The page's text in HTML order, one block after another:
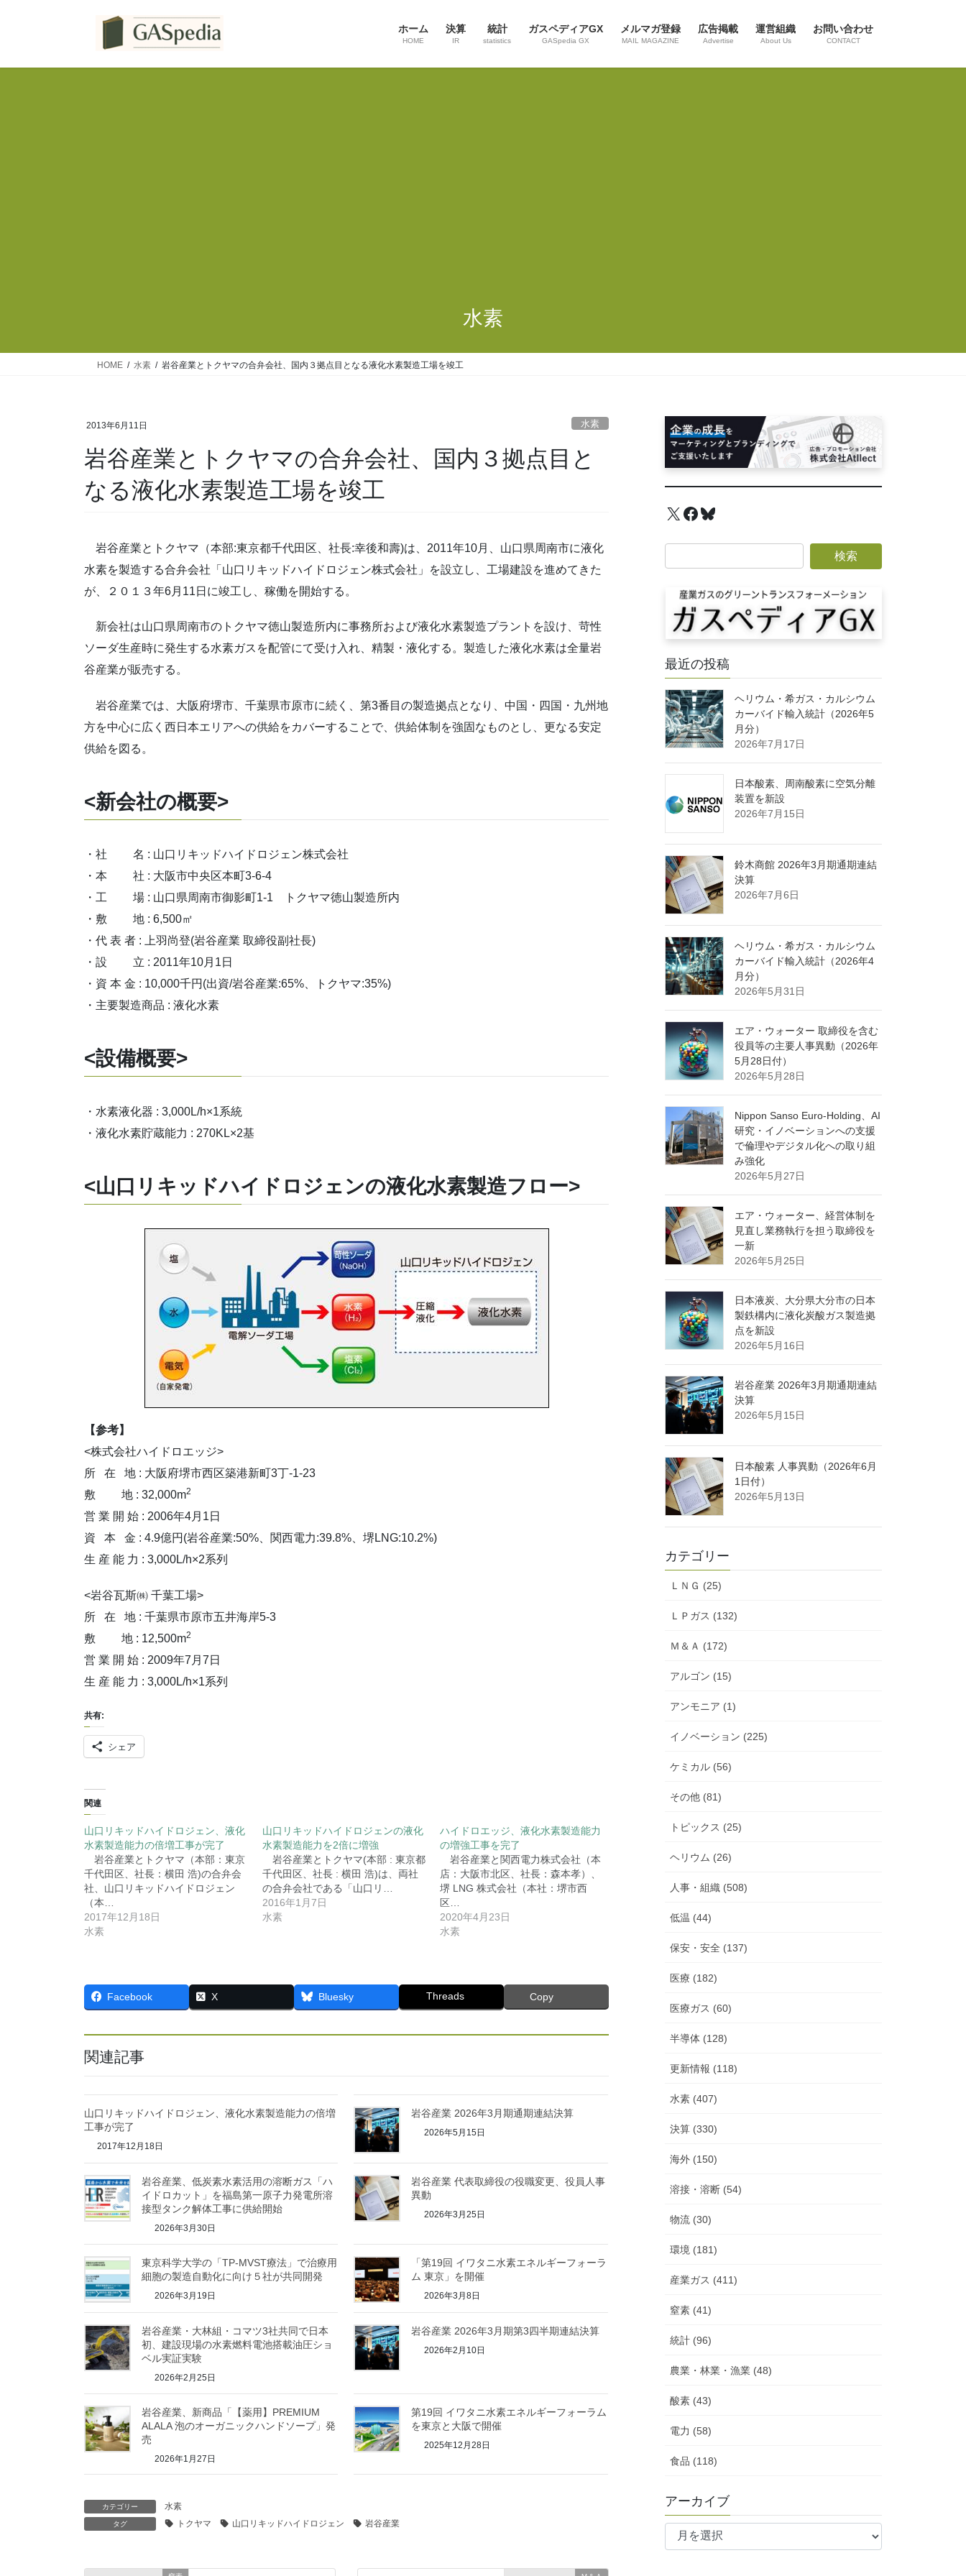
ホーム
HOME
決算
IR
統計
statistics
ガスペディアGX
GASpedia GX
メルマガ登録
MAIL MAGAZINE
広告掲載
Advertise
運営組織
About Us
お問い合わせ
CONTACT
水素
HOME 水素 岩谷産業とトクヤマの合弁会社、国内３拠点目となる液化水素製造工場を竣工
2013年6月11日 水素
岩谷産業とトクヤマの合弁会社、国内３拠点目と
なる液化水素製造工場を竣工
岩谷産業とトクヤマ（本部:東京都千代田区、社長:幸後和壽)は、2011年10月、山口県周南市に液化
水素を製造する合弁会社「山口リキッドハイドロジェン株式会社」を設立し、工場建設を進めてきた
が、２０１３年6月11日に竣工し、稼働を開始する。
新会社は山口県周南市のトクヤマ徳山製造所内に事務所および液化水素製造プラントを設け、苛性
ソーダ生産時に発生する水素ガスを配管にて受け入れ、精製・液化する。製造した液化水素は全量岩
谷産業が販売する。
岩谷産業では、大阪府堺市、千葉県市原市に続く、第3番目の製造拠点となり、中国・四国・九州地
方を中心に広く西日本エリアへの供給をカバーすることで、供給体制を強固なものとし、更なる安定
供給を図る。
<新会社の概要>
・社 名 : 山口リキッドハイドロジェン株式会社
・本 社 : 大阪市中央区本町3-6-4
・工 場 : 山口県周南市御影町1-1 トクヤマ徳山製造所内
・敷 地 : 6,500㎡
・代 表 者 : 上羽尚登(岩谷産業 取締役副社長)
・設 立 : 2011年10月1日
・資 本 金 : 10,000千円(出資/岩谷産業:65%、トクヤマ:35%)
・主要製造商品 : 液化水素
<設備概要>
・水素液化器 : 3,000L/h×1系統
・液化水素貯蔵能力 : 270KL×2基
<山口リキッドハイドロジェンの液化水素製造フロー>
【参考】
<株式会社ハイドロエッジ>
所 在 地 : 大阪府堺市西区築港新町3丁-1-23
敷 地 : 32,000m2
営 業 開 始 : 2006年4月1日
資 本 金 : 4.9億円(岩谷産業:50%、関西電力:39.8%、堺LNG:10.2%)
生 産 能 力 : 3,000L/h×2系列
<岩谷瓦斯㈱ 千葉工場>
所 在 地 : 千葉県市原市五井海岸5-3
敷 地 : 12,500m2
営 業 開 始 : 2009年7月7日
生 産 能 力 : 3,000L/h×1系列
共有:
シェア
関連
山口リキッドハイドロジェン、液化
水素製造能力の倍増工事が完了
岩谷産業とトクヤマ（本部：東京
千代田区、社長：横田 浩)の合弁会
社、山口リキッドハイドロジェン
（本…
2017年12月18日
水素
山口リキッドハイドロジェンの液化
水素製造能力を2倍に増強
岩谷産業とトクヤマ(本部 : 東京都
千代田区、社長 : 横田 浩)は、両社
の合弁会社である「山口リ…
2016年1月7日
水素
ハイドロエッジ、液化水素製造能力
の増強工事を完了
岩谷産業と関西電力株式会社（本
店：大阪市北区、社長：森本孝）、
堺 LNG 株式会社（本社：堺市西
区…
2020年4月23日
水素
Facebook X Bluesky Threads Copy
関連記事
山口リキッドハイドロジェン、液化水素製造能力の倍増
工事が完了
2017年12月18日
岩谷産業 2026年3月期通期連結決算
2026年5月15日
岩谷産業、低炭素水素活用の溶断ガス「ハ
イドロカット」を福島第一原子力発電所溶
接型タンク解体工事に供給開始
2026年3月30日
岩谷産業 代表取締役の役職変更、役員人事
異動
2026年3月25日
東京科学大学の「TP-MVST療法」で治療用
細胞の製造自動化に向け５社が共同開発
2026年3月19日
「第19回 イワタニ水素エネルギーフォーラ
ム 東京」を開催
2026年3月8日
岩谷産業・大林組・コマツ3社共同で日本
初、建設現場の水素燃料電池搭載油圧ショ
ベル実証実験
2026年2月25日
岩谷産業 2026年3月期第3四半期連結決算
2026年2月10日
岩谷産業、新商品「【薬用】PREMIUM
ALALA 泡のオーガニックハンドソープ」発
売
2026年1月27日
第19回 イワタニ水素エネルギーフォーラム
を東京と大阪で開催
2025年12月28日
カテゴリー 水素
タグ トクヤマ 山口リキッドハイドロジェン 岩谷産業
X Facebook
Bluesky
最近の投稿
ヘリウム・希ガス・カルシウム
カーバイド輸入統計（2026年5
月分）
2026年7月17日
日本酸素、周南酸素に空気分離
装置を新設
2026年7月15日
鈴木商館 2026年3月期通期連結
決算
2026年7月6日
ヘリウム・希ガス・カルシウム
カーバイド輸入統計（2026年4
月分）
2026年5月31日
エア・ウォーター 取締役を含む
役員等の主要人事異動（2026年
5月28日付）
2026年5月28日
Nippon Sanso Euro-Holding、AI
研究・イノベーションへの支援
で倫理やデジタル化への取り組
み強化
2026年5月27日
エア・ウォーター、経営体制を
見直し業務執行を担う取締役を
一新
2026年5月25日
日本液炭、大分県大分市の日本
製鉄構内に液化炭酸ガス製造拠
点を新設
2026年5月16日
岩谷産業 2026年3月期通期連結
決算
2026年5月15日
日本酸素 人事異動（2026年6月
1日付）
2026年5月13日
カテゴリー
ＬＮＧ (25)
ＬＰガス (132)
Ｍ＆Ａ (172)
アルゴン (15)
アンモニア (1)
イノベーション (225)
ケミカル (56)
その他 (81)
トピックス (25)
ヘリウム (26)
人事・組織 (508)
低温 (44)
保安・安全 (137)
医療 (182)
医療ガス (60)
半導体 (128)
更新情報 (118)
水素 (407)
決算 (330)
海外 (150)
溶接・溶断 (54)
物流 (30)
環境 (181)
産業ガス (411)
窒素 (41)
統計 (96)
農業・林業・漁業 (48)
酸素 (43)
電力 (58)
食品 (118)
アーカイブ
ア